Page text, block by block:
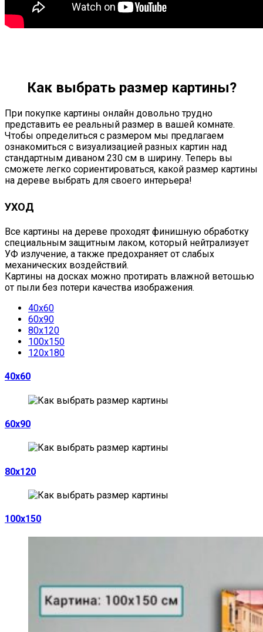
Как выбрать размер картины?
При покупке картины онлайн довольно трудно
представить ее реальный размер в вашей комнате.
Чтобы определиться с размером мы предлагаем
ознакомиться с визуализацией разных картин над
стандартным диваном 230 см в ширину. Теперь вы
сможете легко сориентироваться, какой размер картины
на дереве выбрать для своего интерьера!
УХОД
Все картины на дереве проходят финишную обработку
специальным защитным лаком, который нейтрализует
УФ излучение, а также предохраняет от слабых
механических воздействий.
Картины на досках можно протирать влажной ветошью
от пыли без потери качества изображения.
40х60
60х90
80х120
100х150
120х180
40х60
60х90
80х120
100х150